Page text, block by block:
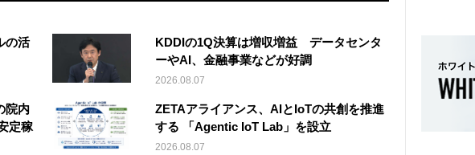
の活
KDDIの1Q決算は増収増益 データセンタ
ーやAI、金融事業などが好調
2026.08.07
院内
定稼
ZETAアライアンス、AIとIoTの共創を推進
する 「Agentic IoT Lab」を設立
2026.08.07